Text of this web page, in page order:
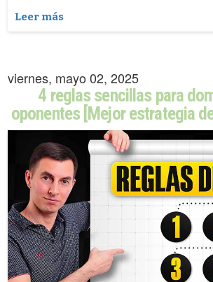
Leer más
viernes, mayo 02, 2025
4 reglas sencillas para
oponentes [Mejor estrategia